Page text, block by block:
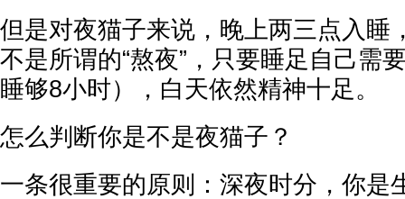
但是对夜猫子来说，晚上两三点入睡
不是所谓的“熬夜”，只要睡足自己需
睡够8小时），白天依然精神十足。
怎么判断你是不是夜猫子？
一条很重要的原则：深夜时分，你是